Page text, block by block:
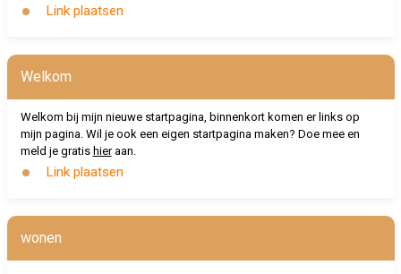
Link plaatsen
Welkom
Welkom bij mijn nieuwe startpagina, binnenkort komen er links op
mijn pagina. Wil je ook een eigen startpagina maken? Doe mee en
meld je gratis hieraan.
Link plaatsen
wonen